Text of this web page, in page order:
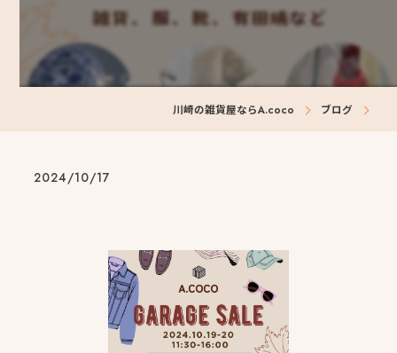
川崎の雑貨屋ならA.coco ブログ
2024/10/17